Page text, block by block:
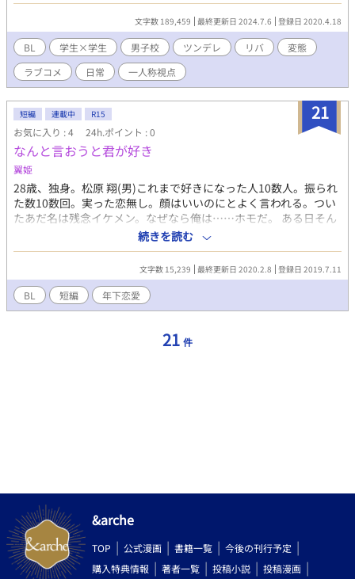
切り替わりながら話が進んでいきます。タイトルを見て判断して
ください。 ※R18なので18歳未満は閲覧を控えてください。閲
覧は自己責任でお願い致します。
文字数 189,459 最終更新日 2024.7.6 登録日 2020.4.18
BL 学生×学生 男子校 ツンデレ リバ
変態
ラブコメ
日常 一人称視点
21
短編 連載中 R15
お気に入り : 4 24h.ポイント : 0
なんと言おうと君が好き
翼姫
28歳、独身。松原 翔(男)これまで好きになった人10数人。振られ
た数10数回。実った恋無し。顔はいいのにとよく言われる。つい
たあだ名は残念イケメン。なぜなら俺は……ホモだ。 ある日そん
な俺は、自分はなぜ男を好きになってしまうのだろう…なんて無
駄なことを考えていると、突然転機が訪れる。 そこから始まる年
下恋愛。上手くいってると思いきや突如現れるライバル!?俺は一
体どうすれば？
続きを読む
文字数 15,239 最終更新日 2020.2.8 登録日 2019.7.11
BL 短編 年下恋愛
21 件
&arche
TOP 公式漫画 書籍一覧
今後の刊行予定
購入特典情報
著者一覧 投稿小説 投稿漫画